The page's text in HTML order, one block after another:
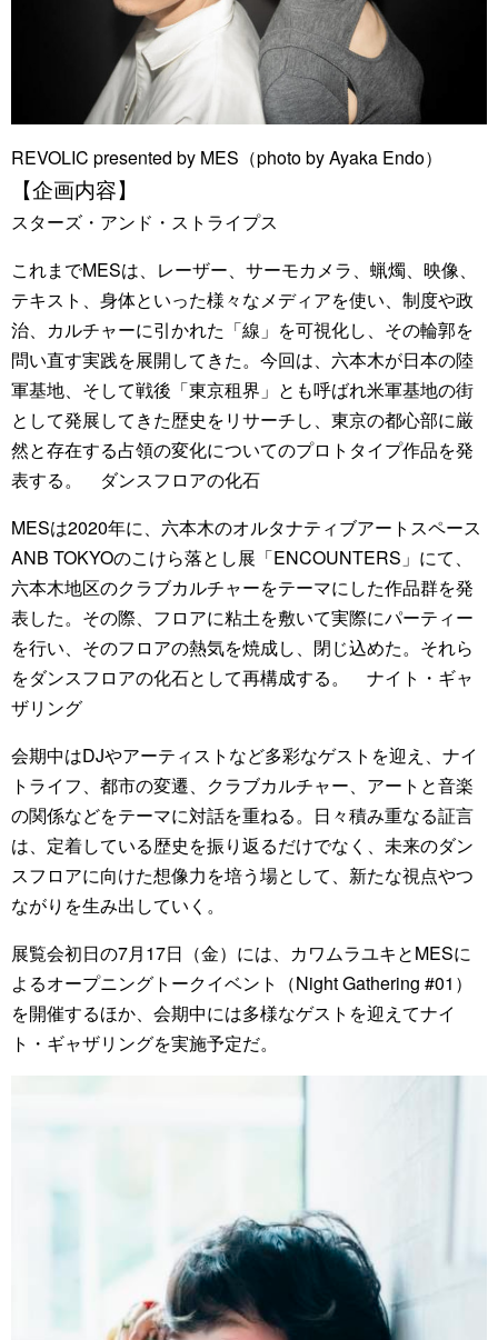
REVOLIC presented by MES（photo by Ayaka Endo）
【企画内容】
スターズ・アンド・ストライプス
これまでMESは、レーザー、サーモカメラ、蝋燭、映像、
テキスト、身体といった様々なメディアを使い、制度や政
治、カルチャーに引かれた「線」を可視化し、その輪郭を
問い直す実践を展開してきた。今回は、六本木が日本の陸
軍基地、そして戦後「東京租界」とも呼ばれ米軍基地の街
として発展してきた歴史をリサーチし、東京の都心部に厳
然と存在する占領の変化についてのプロトタイプ作品を発
表する。 ダンスフロアの化石
MESは2020年に、六本木のオルタナティブアートスペース
ANB TOKYOのこけら落とし展「ENCOUNTERS」にて、
六本木地区のクラブカルチャーをテーマにした作品群を発
表した。その際、フロアに粘土を敷いて実際にパーティー
を行い、そのフロアの熱気を焼成し、閉じ込めた。それら
をダンスフロアの化石として再構成する。 ナイト・ギャ
ザリング
会期中はDJやアーティストなど多彩なゲストを迎え、ナイ
トライフ、都市の変遷、クラブカルチャー、アートと音楽
の関係などをテーマに対話を重ねる。日々積み重なる証言
は、定着している歴史を振り返るだけでなく、未来のダン
スフロアに向けた想像力を培う場として、新たな視点やつ
ながりを生み出していく。
展覧会初日の7月17日（金）には、カワムラユキとMESに
よるオープニングトークイベント（Night Gathering #01）
を開催するほか、会期中には多様なゲストを迎えてナイ
ト・ギャザリングを実施予定だ。